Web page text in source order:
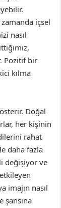
içsel
nasıl
Pozitif bir
kılma
Doğal
her kişinin
rahat
daha fazla
değişiyor ve
imajın nasıl
şansına